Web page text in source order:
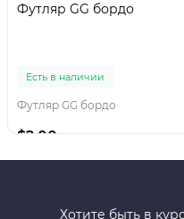
Футляр GG бордо
Есть в наличии
Футляр GG бордо
$2.00
Хотите быть в